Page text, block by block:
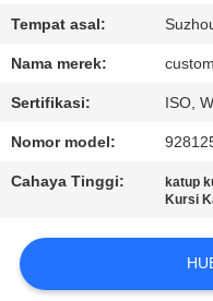
KONTROL
KUALITAS
HUBUNGI
KAMI
PERMINTAAN
PENAWARAN
Tempat asal:
Nama merek:
Sertifikasi: ISO,
Nomor model:
Cahaya Tinggi: katup
Kursi